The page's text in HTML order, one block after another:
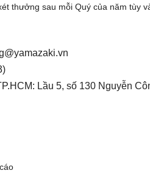
thưởng sau mỗi Quý của năm tùy
Lầu 5, số 130 Nguyễn